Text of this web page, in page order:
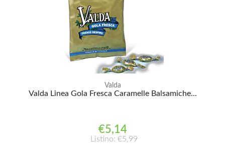
Valda
Valda Linea Gola Fresca Caramelle Balsamiche...
€5,14
Listino: €5,99